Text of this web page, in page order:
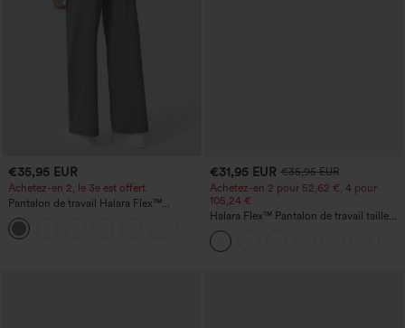
€35,95 EUR
Achetez-en 2, le 3e est offert
Pantalon de travail Halara Flex™
DayStretch à taille haute, avec poches et
coupe droite
€31,95 EUR €35,95 EUR
Achetez-en 2 pour 52,62 €, 4 pour
105,24 €
Halara Flex™ Pantalon de travail taille
haute sculptant la silhouette, gainant la
taille, avec poches, jambe large en
micro-gaufre